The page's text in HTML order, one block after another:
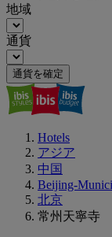
地域
通貨
通貨を確定
Hotels
アジア
中国
Beijing-
北京
常州天寧寺